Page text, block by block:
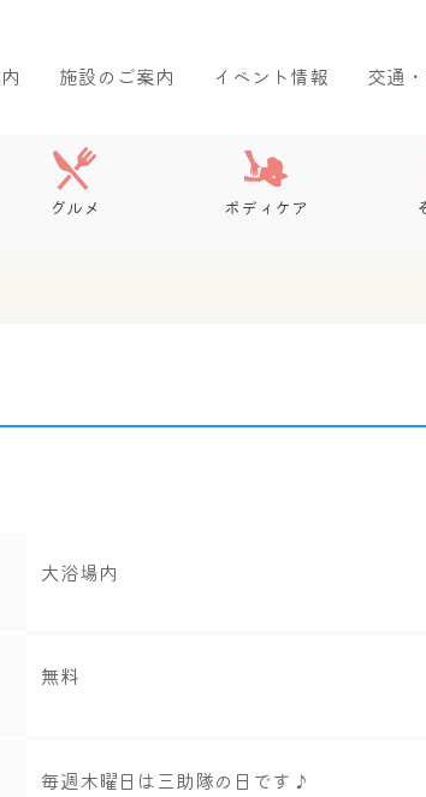
施設のご案内 イベント情報 交通
グルメ ボディケア
大浴場内
無料
毎週木曜日は三助隊の日です♪